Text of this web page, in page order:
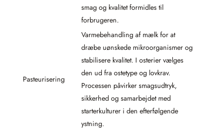
smag og kvalitet formidles til
forbrugeren.
Pasteurisering
Varmebehandling af mælk for at
dræbe uønskede mikroorganismer og
stabilisere kvalitet. I osterier vælges
den ud fra ostetype og lovkrav.
Processen påvirker smagsudtryk,
sikkerhed og samarbejdet med
starterkulturer i den efterfølgende
ystning.